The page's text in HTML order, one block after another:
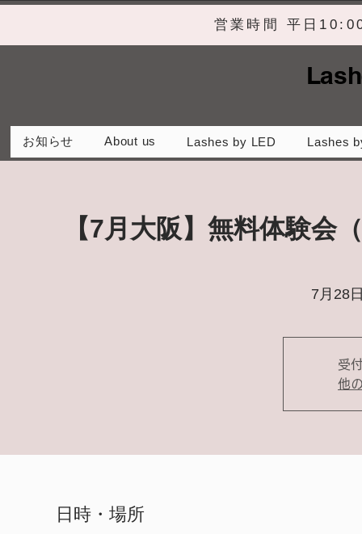
営業時間 平日
お知らせ About us Lashes by LED Lashes
【7月大阪】無料体験会
7月28
受
他
日時・場所